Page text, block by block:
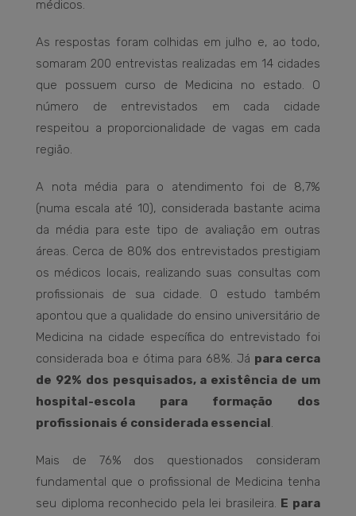
médicos.
As respostas foram colhidas em julho e, ao todo,
somaram 200 entrevistas realizadas em 14 cidades
que possuem curso de Medicina no estado. O
número de entrevistados em cada cidade
respeitou a proporcionalidade de vagas em cada
região.
A nota média para o atendimento foi de 8,7%
(numa escala até 10), considerada bastante acima
da média para este tipo de avaliação em outras
áreas. Cerca de 80% dos entrevistados prestigiam
os médicos locais, realizando suas consultas com
profissionais de sua cidade. O estudo também
apontou que a qualidade do ensino universitário de
Medicina na cidade específica do entrevistado foi
considerada boa e ótima para 68%. Já para cerca
de 92% dos pesquisados, a existência de um
hospital-escola para formação dos
profissionais é considerada essencial
Mais de 76% dos questionados consideram
fundamental que o profissional de Medicina tenha
seu diploma reconhecido pela lei brasileira. E para